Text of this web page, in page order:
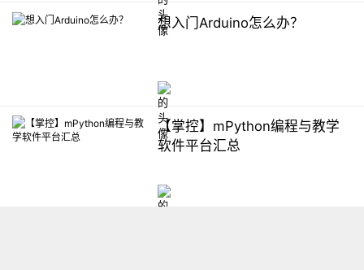
想入门Arduino怎么办？
【掌控】mPython编程与教学
软件平台汇总